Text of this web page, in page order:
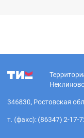
346830, Ростовская
т. (факс): (86347) 2-17-